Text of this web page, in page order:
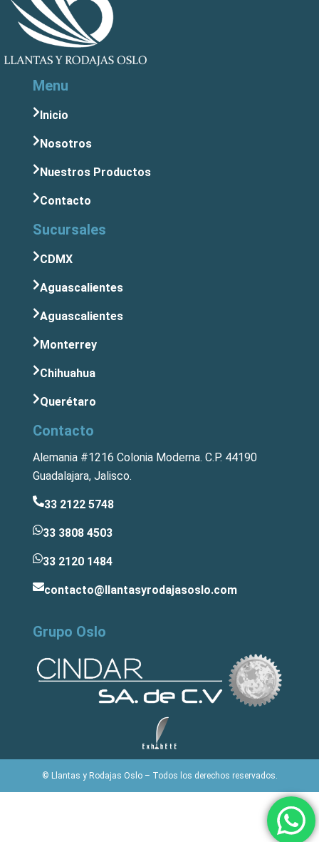
Menu
Inicio
Nosotros
Nuestros Productos
Contacto
Sucursales
CDMX
Aguascalientes
Aguascalientes
Monterrey
Chihuahua
Querétaro
Contacto
Alemania #1216 Colonia Moderna. C.P. 44190
Guadalajara, Jalisco.
33 2122 5748
33 3808 4503
33 2120 1484
contacto@llantasyrodajasoslo.com
Grupo Oslo
© Llantas y Rodajas Oslo – Todos los derechos reservados.